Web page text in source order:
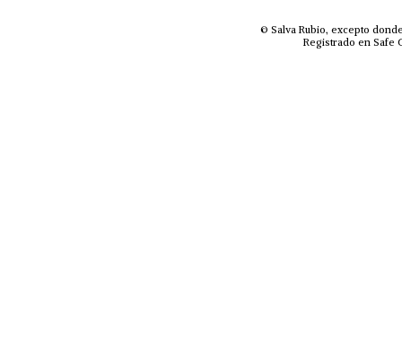
© Salva Rubio, excepto
Registrado en Safe